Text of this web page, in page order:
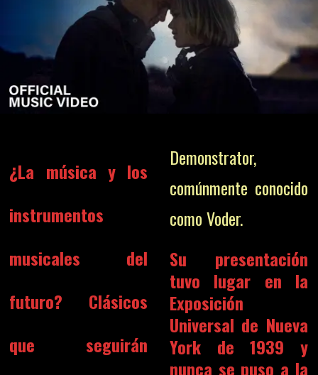
¿La música y los
instrumentos
musicales del
futuro? Clásicos
que seguirán
Demonstrator,
comúnmente conocido
como Voder.
Su presentación
tuvo lugar en la
Exposición
Universal de Nueva
York de 1939 y
nunca se puso a la